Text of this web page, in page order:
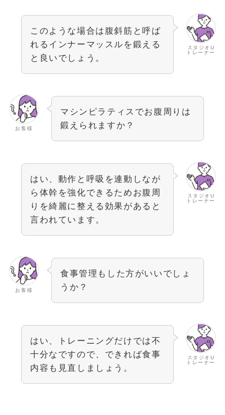
スタジオU
トレーナー
このような場合は腹斜筋と呼ば
れるインナーマッスルを鍛える
と良いでしょう。
お客様
マシンピラティスでお腹周りは
鍛えられますか？
スタジオU
トレーナー
はい、動作と呼吸を連動しなが
ら体幹を強化できるためお腹周
りを綺麗に整える効果があると
言われています。
お客様
食事管理もした方がいいでしょ
うか？
スタジオU
トレーナー
はい、トレーニングだけでは不
十分なですので、できれば食事
内容も見直しましょう。